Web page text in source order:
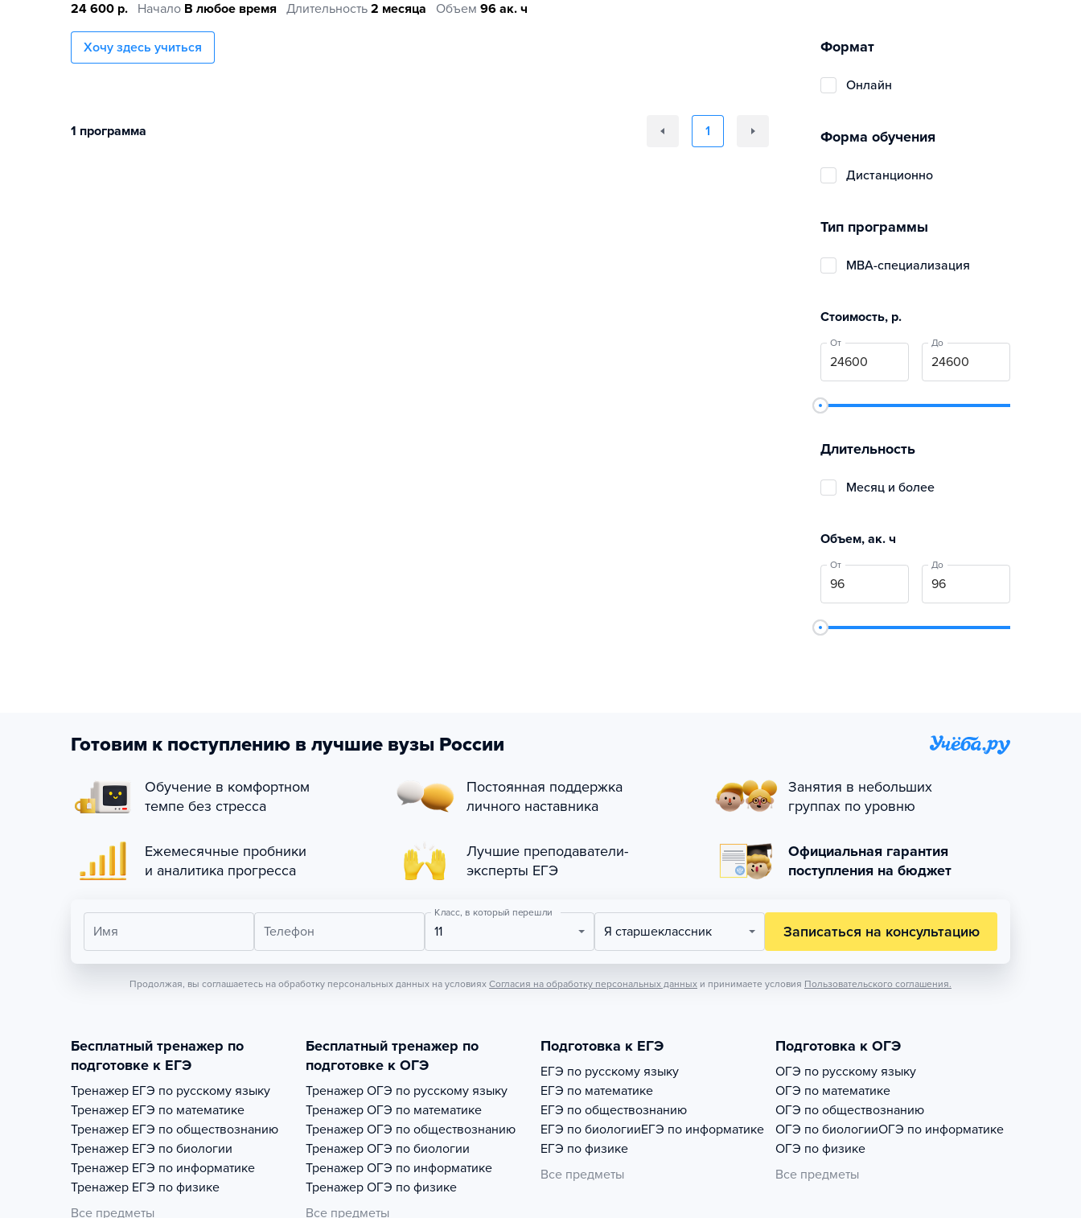
24 600 р. Начало В любое время Длительность 2 месяца Объем 96 ак. ч
Хочу здесь учиться
1 программа 1
Формат
Онлайн
Форма обучения
дистанционно
Тип программы
MBA-специализация
Стоимость, р.
От До
Длительность
Месяц и более
Объем, ак. ч
От До
Готовим к поступлению в лучшие вузы России
Обучение в комфортном
темпе без стресса
Постоянная поддержка
личного наставника
Занятия в небольших
группах по уровню
Ежемесячные пробники
и аналитика прогресса
Лучшие преподаватели-
эксперты ЕГЭ
Официальная гарантия
поступления на бюджет
Имя Телефон
Класс, в который перешли
11 Я старшеклассник Записаться на консультацию
Продолжая, вы соглашаетесь на обработку персональных данных на условиях Согласия на обработку персональных данных и принимаете условия Пользовательского соглашения.
Бесплатный тренажер по
подготовке к ЕГЭ
Тренажер ЕГЭ по русскому языку
Тренажер ЕГЭ по математике
Тренажер ЕГЭ по обществознанию
Тренажер ЕГЭ по биологии
Тренажер ЕГЭ по информатике
Тренажер ЕГЭ по физике
Все предметы
Бесплатный тренажер по
подготовке к ОГЭ
Тренажер ОГЭ по русскому языку
Тренажер ОГЭ по математике
Тренажер ОГЭ по обществознанию
Тренажер ОГЭ по биологии
Тренажер ОГЭ по информатике
Тренажер ОГЭ по физике
Все предметы
Подготовка к ЕГЭ
ЕГЭ по русскому языку
ЕГЭ по математике
ЕГЭ по обществознанию
ЕГЭ по биологииЕГЭ по информатике
ЕГЭ по физике
Все предметы
Подготовка к ОГЭ
ОГЭ по русскому языку
ОГЭ по математике
ОГЭ по обществознанию
ОГЭ по биологииОГЭ по информатике
ОГЭ по физике
Все предметы